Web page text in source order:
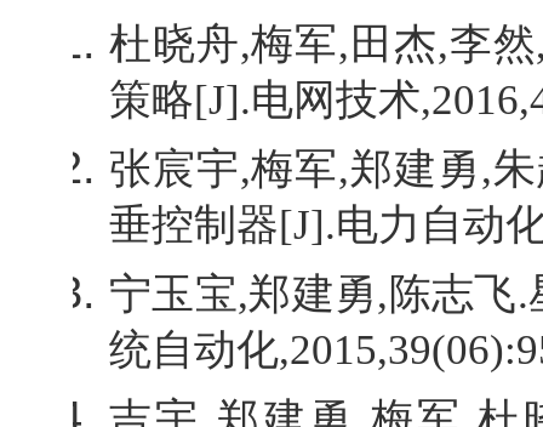
杜晓舟,梅军, 田杰,李然
策略[J].电网技术
张宸宇,梅军,郑建勇,
垂控制器[J].电力自动
宁玉宝,郑建勇,陈志飞.
统自动化